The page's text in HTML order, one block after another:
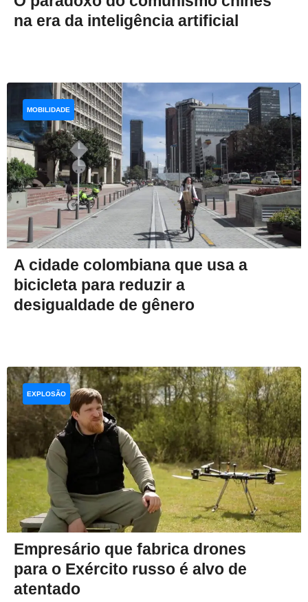
na era da inteligência artificial
A cidade colombiana que usa a
bicicleta para reduzir a
desigualdade de gênero
MOBILIDADE
Empresário que fabrica drones
para o Exército russo é alvo de
atentado
EXPLOSÃO